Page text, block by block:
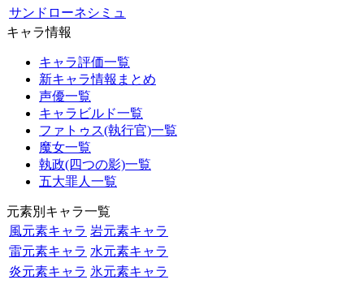
サンドローネシミュ
キャラ情報
キャラ評価一覧
新キャラ情報まとめ
声優一覧
キャラビルド一覧
ファトゥス(執行官)一覧
魔女一覧
執政(四つの影)一覧
五大罪人一覧
元素別キャラ一覧
風元素キャラ 岩元素キャラ
雷元素キャラ 水元素キャラ
炎元素キャラ 氷元素キャラ